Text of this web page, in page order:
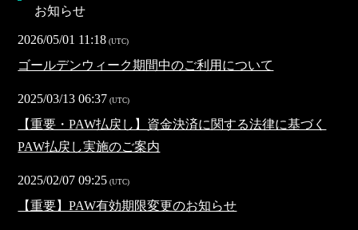
お知らせ
2026/05/01 11:18 (UTC)
ゴールデンウィーク期間中のご利用について
2025/03/13 06:37 (UTC)
【重要・PAW払戻し】資金決済に関する法律に基づく
PAW払戻し実施のご案内
2025/02/07 09:25 (UTC)
【重要】PAW有効期限変更のお知らせ